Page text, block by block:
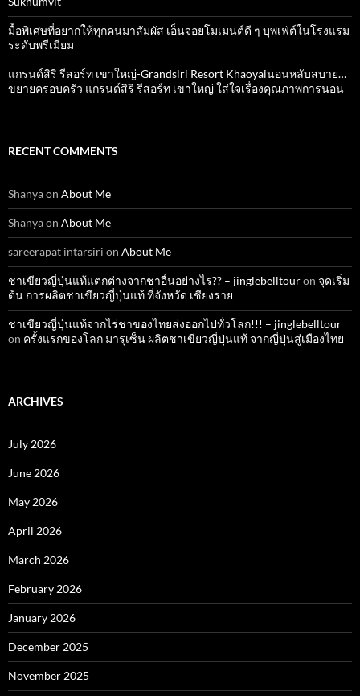
มื้อพิเศษที่อยากให้ทุกคนมาสัมผัส เอ็นจอยโมเมนต์ดี ๆ บุพเฟ่ต์ในโรงแรม
ระดับพรีเมียม
แกรนด์สิริ​ รีสอร์ท​ เขาใหญ่​-Grandsiri​ Resort​ Khaoyaiนอนหลับสบาย…
ขยายครอบครัว แกรนด์สิริ รีสอร์ท เขาใหญ่ ใส่ใจเรื่องคุณภาพการนอน
RECENT COMMENTS
Shanyaon About Me
Shanyaon About Me
sareerapat intarsiri on About Me
ชาเขียวญี่ปุ่นแท้แตกต่างจากชาอื่นอย่างไร?? – jinglebelltouron จุดเริ่ม
ต้น การผลิตชาเขียวญี่ปุ่นแท้ ที่จังหวัด เชียงราย
ชาเขียวญี่ปุ่นแท้จากไร่ชาของไทยส่งออกไปทั่วโลก!!! – jinglebelltour
on ครั้งแรกของโลก มารุเซ็น ผลิตชาเขียวญี่ปุ่นแท้ จากญี่ปุ่นสู่เมืองไทย
ARCHIVES
July 2026
June 2026
May 2026
April 2026
March 2026
February 2026
January 2026
December 2025
November 2025